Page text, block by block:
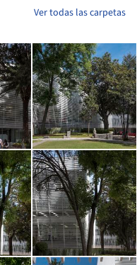
Ver todas las carpetas